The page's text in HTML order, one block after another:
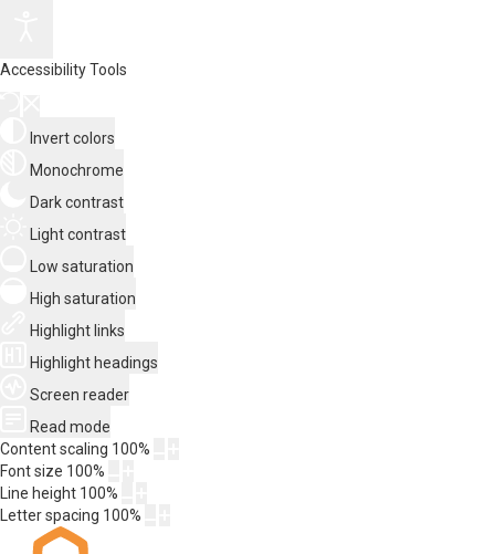
Accessibility Tools
Invert colors
Monochrome
Dark contrast
Light contrast
Low saturation
High saturation
Highlight links
Highlight headings
Screen reader
Read mode
Content scaling 100%
Font size 100%
Line height 100%
Letter spacing 100%